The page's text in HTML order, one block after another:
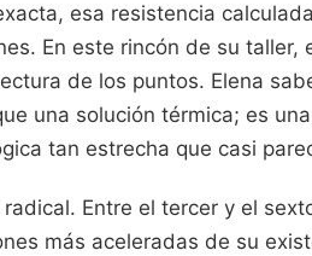
esa resistencia
En este rincón de su taller,
de los puntos. Elena
una solución térmica; es
tan estrecha que casi
Entre el tercer y el
más aceleradas de su